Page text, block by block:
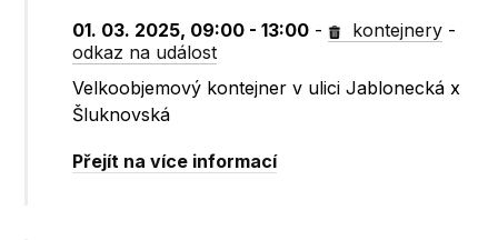
01. 03. 2025, 09:00 - 13:00 - kontejnery -
odkaz na událost
Velkoobjemový kontejner v ulici Jablonecká x
Šluknovská
Přejít na více informací